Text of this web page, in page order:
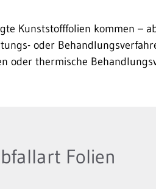
Kunststofffolien kommen –
oder
oder thermische
Folien